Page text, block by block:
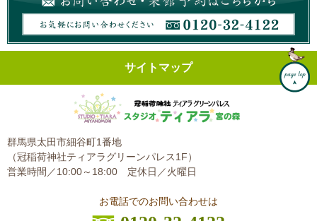
サイトマップ
群馬県太田市細谷町1番地
（冠稲荷神社ティアラグリーンパレス1F）
営業時間／10:00～18:00 定休日／火曜日
お電話でのお問い合わせは